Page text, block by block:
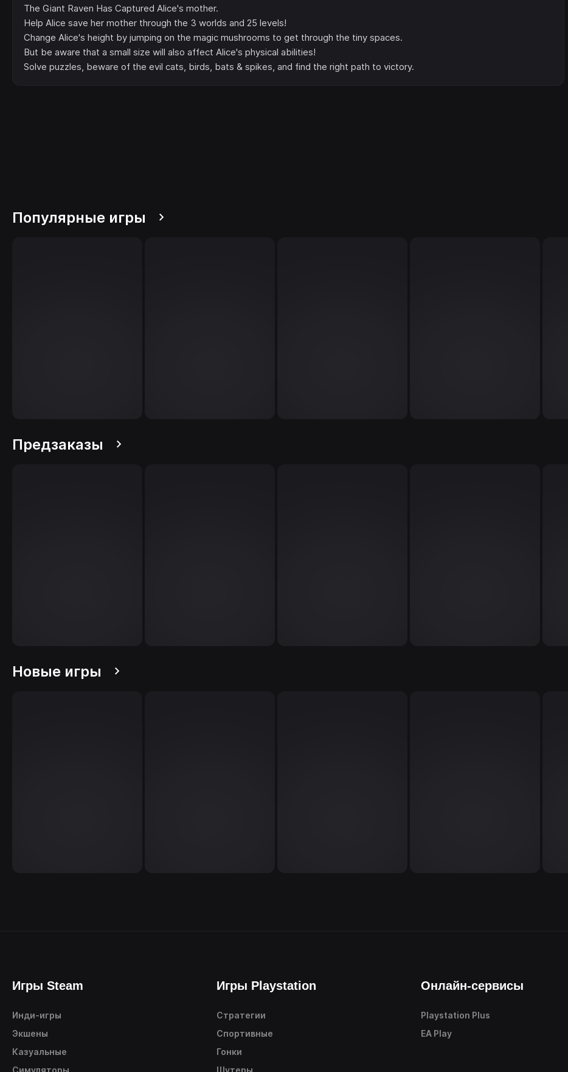
The Giant Raven Has Captured Alice's mother.
Help Alice save her mother through the 3 worlds and 25 levels!
Change Alice's height by jumping on the magic mushrooms to get through the tiny spaces.
But be aware that a small size will also affect Alice's physical abilities!
Solve puzzles, beware of the evil cats, birds, bats & spikes, and find the right path to victory.
Популярные игры
Предзаказы
Новые игры
Игры Steam
Инди-игры
Экшены
Казуальные
Симуляторы
Игры Playstation
Стратегии
Спортивные
Гонки
Шутеры
Онлайн-сервисы
Playstation Plus
EA Play